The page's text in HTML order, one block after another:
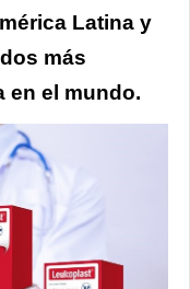
Latina y
más
en el mundo.